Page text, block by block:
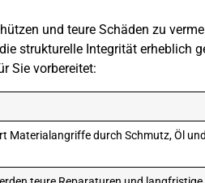
und teure Schäden zu
strukturelle Integrität erheblich
Sie vorbereitet:
Materialangriffe durch Schmutz, Öl und